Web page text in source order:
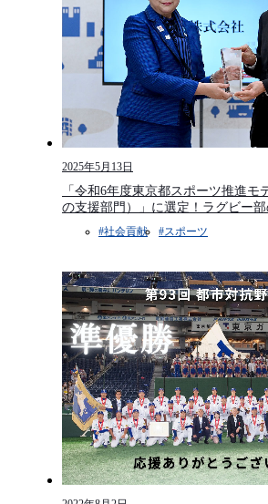
2025年5月13日
「令和6年度東京都スポーツ推進モ
の支援部門）」に選定！ラグビー
#社会貢献​ #スポーツ